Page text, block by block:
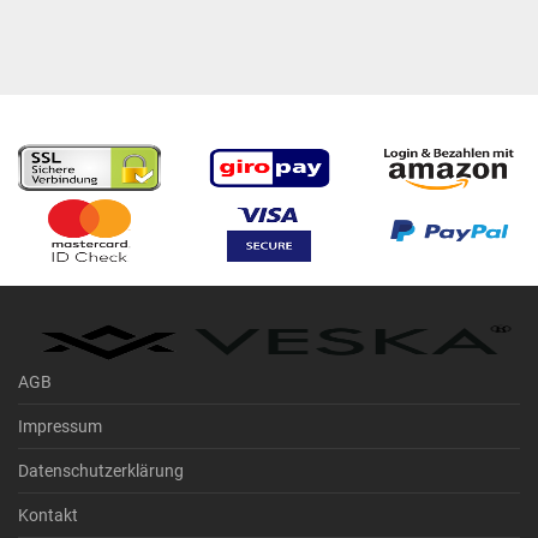
AGB
Impressum
Datenschutzerklärung
Kontakt